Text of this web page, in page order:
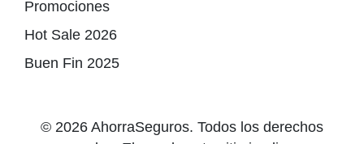
Promociones
Hot Sale 2026
Buen Fin 2025
© 2026 AhorraSeguros. Todos los derechos